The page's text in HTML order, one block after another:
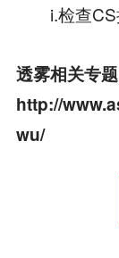
i.检查CS
透雾相关专题
http://
wu/